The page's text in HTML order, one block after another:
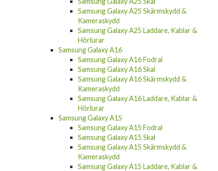
Samsung Galaxy A25 Skärmskydd &
Kameraskydd
Samsung Galaxy A25 Laddare, Kablar &
Hörlurar
Samsung Galaxy A16
Samsung Galaxy A16 Fodral
Samsung Galaxy A16 Skal
Samsung Galaxy A16 Skärmskydd &
Kameraskydd
Samsung Galaxy A16 Laddare, Kablar &
Hörlurar
Samsung Galaxy A15
Samsung Galaxy A15 Fodral
Samsung Galaxy A15 Skal
Samsung Galaxy A15 Skärmskydd &
Kameraskydd
Samsung Galaxy A15 Laddare, Kablar &